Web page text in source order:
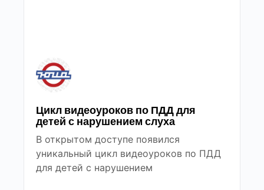
Цикл видеоуроков по ПДД для
детей с нарушением слуха
В открытом доступе появился
уникальный цикл видеоуроков по ПДД
для детей с нарушением